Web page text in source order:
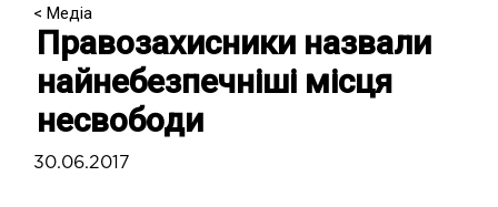
< Медіа
Правозахисники назвали
найнебезпечніші місця
несвободи
30.06.2017